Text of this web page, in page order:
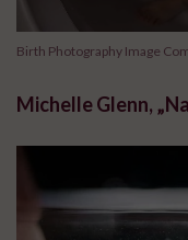
Birth Photography Image
Michelle Glenn,